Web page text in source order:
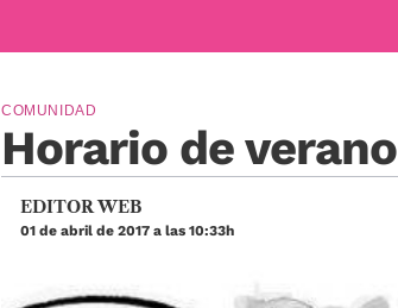
Horario de verano
COMUNIDAD
EDITOR WEB
01 de abril de 2017 a las 10:33h